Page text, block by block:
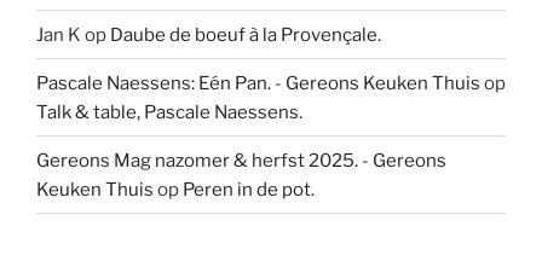
Jan K op Daube de boeuf à la Provençale.
Pascale Naessens: Eén Pan. - Gereons Keuken Thuis op
Talk & table, Pascale Naessens.
Gereons Mag nazomer & herfst 2025. - Gereons
Keuken Thuis op Peren in de pot.